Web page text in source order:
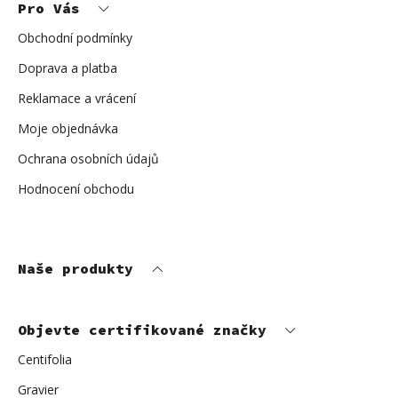
Pro Vás
Obchodní podmínky
Doprava a platba
Reklamace a vrácení
Moje objednávka
Ochrana osobních údajů
Hodnocení obchodu
Naše produkty
Objevte certifikované značky
Centifolia
Gravier